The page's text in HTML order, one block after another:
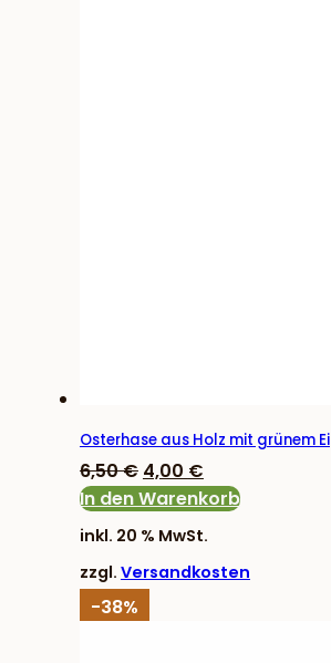
Osterhase aus Holz mit grünem Ei
6,50€ Ursprünglicher
Preis
war:
4,00 €Aktueller
Preis
In den Warenkorb
inkl. 20 % MwSt.
zzgl. Versandkosten
-38%